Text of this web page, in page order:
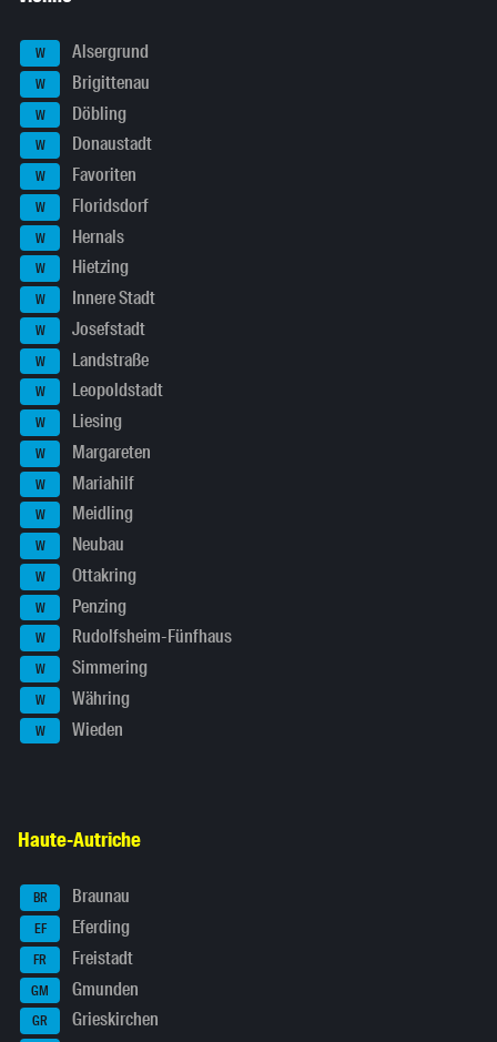
W Alsergrund
W Brigittenau
W Döbling
W Donaustadt
W Favoriten
W Floridsdorf
W Hernals
W Hietzing
W Innere Stadt
W Josefstadt
W Landstraße
W Leopoldstadt
W Liesing
W Margareten
W Mariahilf
W Meidling
W Neubau
W Ottakring
W Penzing
W Rudolfsheim-Fünfhaus
W Simmering
W Währing
W Wieden
Haute-Autriche
BR Braunau
EF Eferding
FR Freistadt
GM Gmunden
GR
Grieskirchen